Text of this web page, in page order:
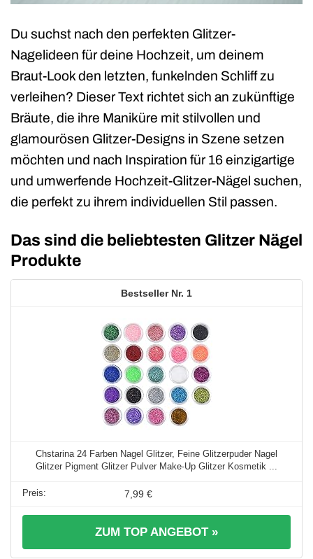
Du suchst nach den perfekten Glitzer-
Nagelideen für deine Hochzeit, um deinem
Braut-Look den letzten, funkelnden Schliff zu
verleihen? Dieser Text richtet sich an zukünftige
Bräute, die ihre Maniküre mit stilvollen und
glamourösen Glitzer-Designs in Szene setzen
möchten und nach Inspiration für 16 einzigartige
und umwerfende Hochzeit-Glitzer-Nägel suchen,
die perfekt zu ihrem individuellen Stil passen.
Das sind die beliebtesten Glitzer Nägel
Produkte
1
Chstarina 24 Farben Nagel Glitzer, Feine Glitzerpuder Nagel
Glitzer Pigment Glitzer Pulver Make-Up Glitzer Kosmetik ...
7,99 €
ZUM TOP ANGEBOT »